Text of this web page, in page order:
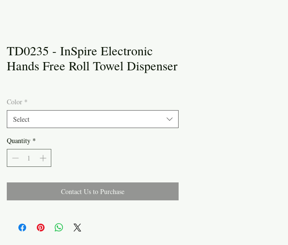
TD0235 - InSpire Electronic
Hands Free Roll Towel Dispenser
Color *
Select
Quantity *
Contact Us to Purchase